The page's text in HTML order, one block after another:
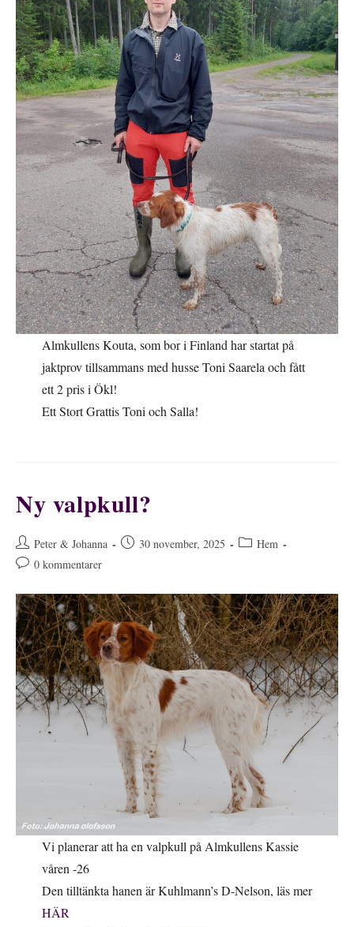
Almkullens Kouta, som bor i Finland har startat på
jaktprov tillsammans med husse Toni Saarela och fått
ett 2 pris i Ökl!
Ett Stort Grattis Toni och Salla!
Ny valpkull?
Inläggsförfattare:
Peter & Johanna
Inlägget30 november, 2025 Inläggskategori:
Hem
Kommentarer
inlägget:
0 kommentarer
Vi planerar att ha en valpkull på Almkullens Kassie
våren -26
Den tilltänkta hanen är Kuhlmann’s D-Nelson, läs mer
HÄR